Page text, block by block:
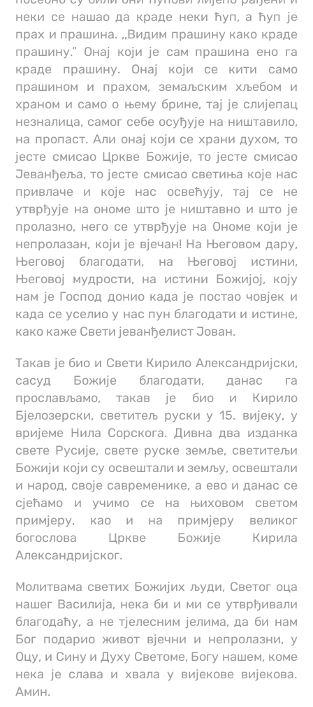
неки се нашао да краде неки ћуп, а ћуп је
прах и прашина. ,,Видим прашину како краде
прашину.” Онај који је сам прашина ено га
краде прашину. Онај који се кити само
прашином и прахом, земаљским хљебом и
храном и само о њему брине, тај је слијепац
незналица, самог себе осуђује на ништавило,
на пропаст. Али онај који се храни духом, то
јесте смисао Цркве Божије, то јесте смисао
Јеванђеља, то јесте смисао светиња које нас
привлаче и које нас освећују, тај се не
утврђује на ономе што је ништавно и што је
пролазно, него се утврђује на Ономе који је
непролазан, који је вјечан! На Његовом дару,
Његовој благодати, на Његовој истини,
Његовој мудрости, на истини Божијој, коју
нам је Господ донио када је постао човјек и
када се уселио у нас пун благодати и истине,
како каже Свети јеванђелист Јован.
Такав је био и Свети Кирило Александријски,
сасуд Божије благодати, данас га
прослављамо, такав је био и Кирило
Бјелозерски, светитељ руски у 15. вијеку, у
вријеме Нила Сорскога. Дивна два изданка
свете Русије, свете руске земље, светитељи
Божији који су освештали и земљу, освештали
и народ, своје савременике, а ево и данас се
сјећамо и учимо се на њиховом светом
примјеру, као и на примјеру великог
богослова Цркве Божије Кирила
Александријског.
Молитвама светих Божијих људи, Светог оца
нашег Василија, нека би и ми се утврђивали
благодаћу, а не тјелесним јелима, да би нам
Бог подарио живот вјечни и непролазни, у
Оцу, и Сину и Духу Светоме, Богу нашем, коме
нека је слава и хвала у вијекове вијекова.
Амин.